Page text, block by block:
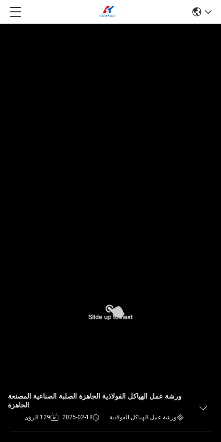
ورشة عمل الهياكل الفولاذية الجاهزة الصلبة الصناعية المصنعة
الجاهزة
ورشة عمل الهياكل الفولاذية 2025-02-18 129 الرؤى